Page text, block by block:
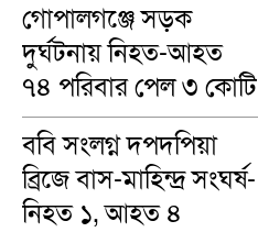
গোপালগঞ্জে সড়ক
দুর্ঘটনায় নিহত-আহত
৭৪ পরিবার পেল ৩ কোটি
৪৬ লাখ টাকা
ববি সংলগ্ন দপদপিয়া
ব্রিজে বাস-মাহিন্দ্র সংঘর্ষ-
নিহত ১, আহত ৪